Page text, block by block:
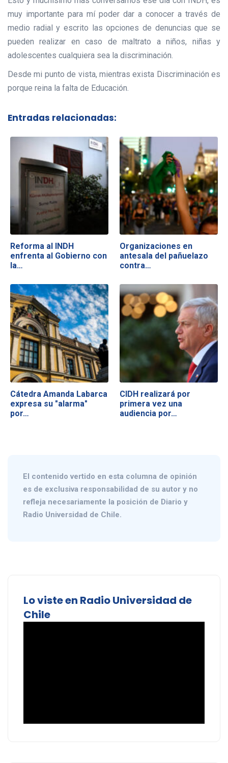
muy importante para mí poder dar a conocer a través de
medio radial y escrito las opciones de denuncias que se
pueden realizar en caso de maltrato a niños, niñas y
adolescentes cualquiera sea la discriminación.
Desde mi punto de vista, mientras exista Discriminación es
porque reina la falta de Educación.
Entradas relacionadas:
Reforma al INDH
enfrenta al Gobierno con
la…
Organizaciones en
antesala del pañuelazo
contra…
Cátedra Amanda Labarca
expresa su "alarma"
por…
CIDH realizará por
primera vez una
audiencia por…
El contenido vertido en esta columna de opinión
es de exclusiva responsabilidad de su autor y no
refleja necesariamente la posición de Diario y
Radio Universidad de Chile.
Lo viste en Radio Universidad de
Chile